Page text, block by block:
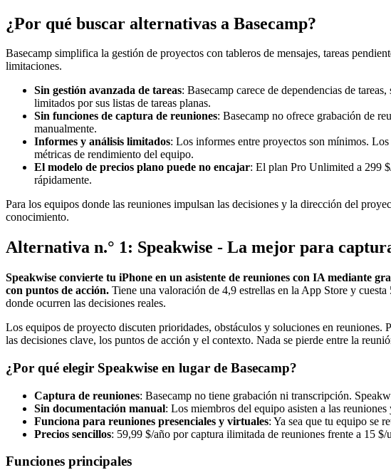
¿Por qué buscar alternativas a Basecamp?
Basecamp simplifica la gestión de proyectos con tableros de mensajes, tareas
limitaciones.
Sin gestión avanzada de tareas: Basecamp carece de dependencias de
limitados por sus listas de tareas planas.
Sin funciones de captura de reuniones: Basecamp no ofrece grabación de
manualmente.
Informes y análisis limitados: Los informes entre proyectos son mínimos.
métricas de rendimiento del equipo.
El modelo de precios plano puede no encajar: El plan Pro Unlimited a 299
rápidamente.
Para los equipos donde las reuniones impulsan las decisiones y la dirección del
conocimiento.
Alternativa n.° 1: Speakwise - La mejor para
Speakwise convierte tu iPhone en un asistente de reuniones con IA mediante
con puntos de acción. Tiene una valoración de 4,9 estrellas en la App Store y
donde ocurren las decisiones reales.
Los equipos de proyecto discuten prioridades, obstáculos y soluciones en reuniones.
las decisiones clave, los puntos de acción y el contexto. Nada se pierde entre la
¿Por qué elegir Speakwise en lugar de Basecamp?
Captura de reuniones: Basecamp no tiene grabación ni transcripción.
Sin documentación manual: Los miembros del equipo asisten a las
Funciona para reuniones presenciales y virtuales: Ya sea que tu equipo se
Precios sencillos: 59,99 $/año por captura ilimitada de reuniones frente a 15
Funciones principales